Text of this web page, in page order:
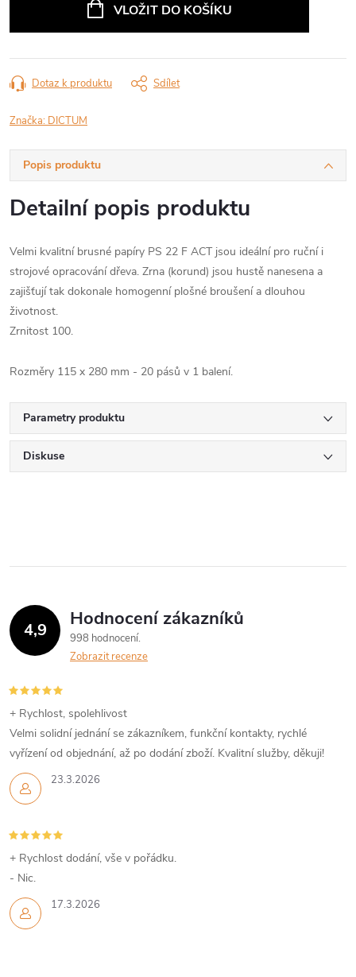
VLOŽIT DO KOŠÍKU
Dotaz k produktu Sdílet
Značka: DICTUM
Popis produktu
Detailní popis produktu
Velmi kvalitní brusné papíry PS 22 F ACT jsou ideální pro ruční i
strojové opracování dřeva. Zrna (korund) jsou hustě nanesena a
zajišťují tak dokonale homogenní plošné broušení a dlouhou
životnost.
Zrnitost 100.
Rozměry 115 x 280 mm - 20 pásů v 1 balení.
Parametry produktu
Diskuse
4,9 Hodnocení zákazníků
998 hodnocení
Zobrazit recenze
23.3.2026
+ Rychlost, spolehlivost
Velmi solidní jednání se zákazníkem, funkční kontakty, rychlé
vyřízení od objednání, až po dodání zboží. Kvalitní služby, děkuji!
17.3.2026
+ Rychlost dodání, vše v pořádku.
- Nic.